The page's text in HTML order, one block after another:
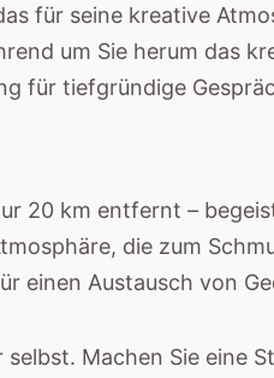
für seine kreative
um Sie herum das
für tiefgründige
20 km entfernt –
die zum
einen Austausch von
Machen Sie eine